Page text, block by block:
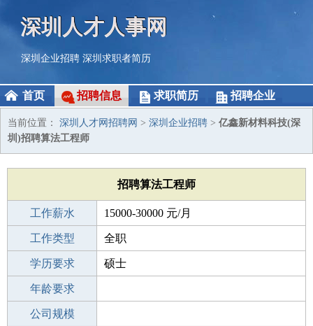
深圳人才人事网
深圳企业招聘 深圳求职者简历
首页 招聘信息 求职简历 招聘企业
当前位置： 深圳人才网招聘网 > 深圳企业招聘 > 亿鑫新材料科技(深
圳)招聘算法工程师
招聘算法工程师
工作薪水 15000-30000 元/月
招聘人数 若干
工作类型 全职
性别要求 -
学历要求 硕士
工作经验
年龄要求
工作地点
公司规模